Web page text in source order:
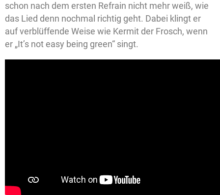
schon nach dem ersten Refrain nicht mehr weiß, wie
das Lied denn nochmal richtig geht. Dabei klingt er
auf verblüffende Weise wie Kermit der Frosch, wenn
er „It’s not easy being green“ singt.